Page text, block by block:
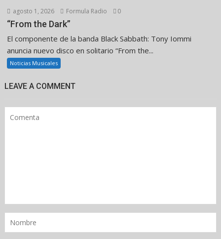
agosto 1, 2026 Formula Radio 0
“From the Dark”
El componente de la banda Black Sabbath: Tony Iommi
anuncia nuevo disco en solitario “From the...
Noticias Musicales
LEAVE A COMMENT